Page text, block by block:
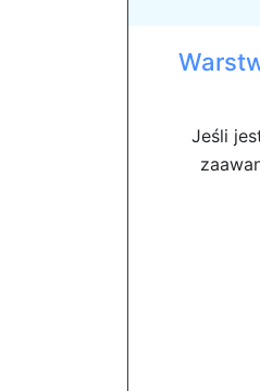
Jeśli